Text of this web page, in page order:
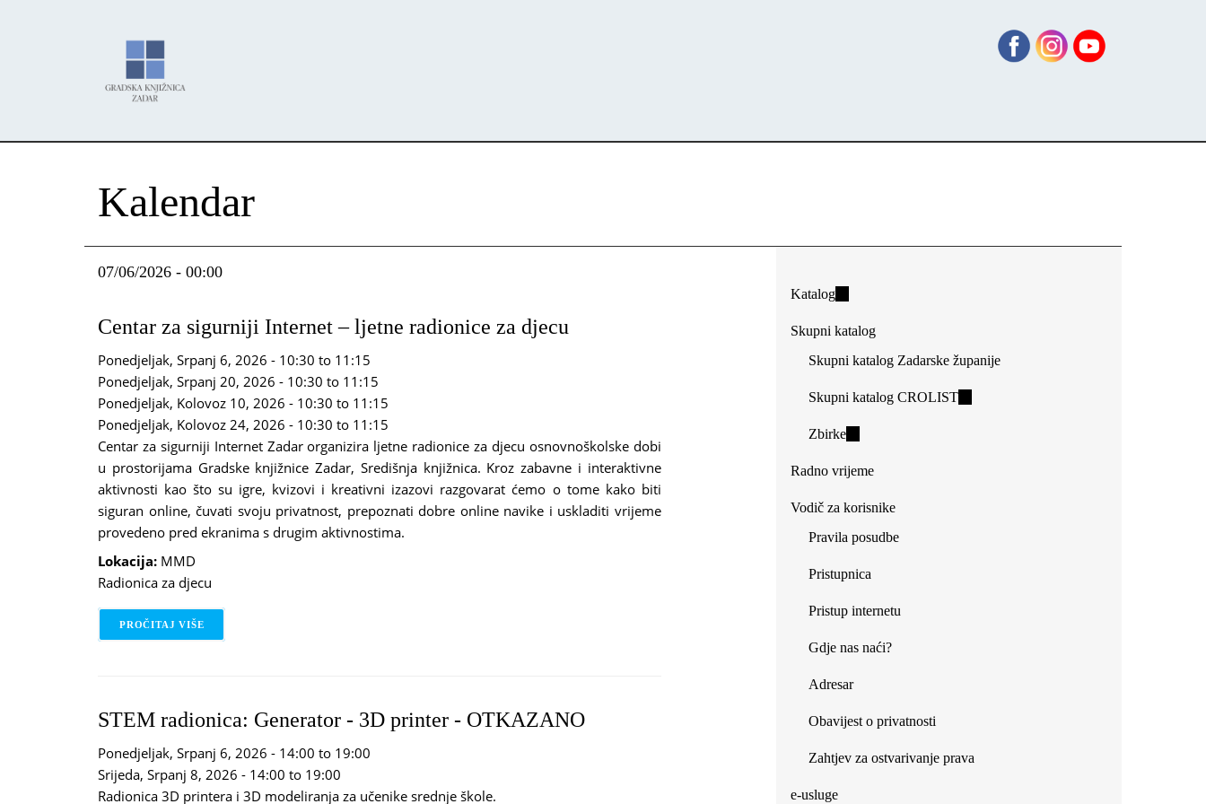
Kalendar
07/06/2026 - 00:00
Centar za sigurniji Internet – ljetne radionice za djecu
Ponedjeljak, Srpanj 6, 2026 - 10:30 to 11:15
Ponedjeljak, Srpanj 20, 2026 - 10:30 to 11:15
Ponedjeljak, Kolovoz 10, 2026 - 10:30 to 11:15
Ponedjeljak, Kolovoz 24, 2026 - 10:30 to 11:15
Centar za sigurniji Internet Zadar organizira ljetne radionice za djecu osnovnoškolske dobi
u prostorijama Gradske knjižnice Zadar, Središnja knjižnica. Kroz zabavne i interaktivne
aktivnosti kao što su igre, kvizovi i kreativni izazovi razgovarat ćemo o tome kako biti
siguran online, čuvati svoju privatnost, prepoznati dobre online navike i uskladiti vrijeme
provedeno pred ekranima s drugim aktivnostima.
Lokacija: MMD
Radionica za djecu
PROČITAJ VIŠE
STEM radionica: Generator - 3D printer - OTKAZANO
Ponedjeljak, Srpanj 6, 2026 - 14:00 to 19:00
Srijeda, Srpanj 8, 2026 - 14:00 to 19:00
Radionica 3D printera i 3D modeliranja za učenike srednje škole.
Katalog(link
external)
Skupni katalog
Skupni katalog Zadarske županije
Skupni katalog CROLIST(link
Zbirke(link
external)
Radno vrijeme
Vodič za korisnike
Pravila posudbe
Pristupnica
Pristup internetu
Gdje nas naći?
Adresar
Obavijest o privatnosti
Zahtjev za ostvarivanje prava
e-usluge